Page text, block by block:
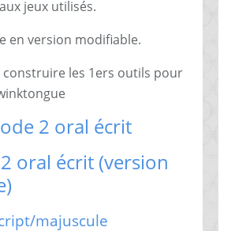
jeux utilisés.
en version modifiable.
construire les 1ers outils pour
2 oral écrit
oral écrit (version
majuscule